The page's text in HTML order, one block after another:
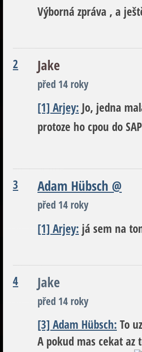
Výborná zpráva , a
2 Jake
před 14 roky
[1] Arjey: Jo, jedna
protoze ho cpou do
3 Adam Hübsch @
před 14 roky
[1] Arjey: já sem na
4 Jake
před 14 roky
[3] Adam Hübsch: To
A pokud mas cekat